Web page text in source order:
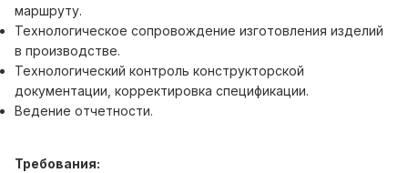
маршруту.
Технологическое сопровождение изготовления изделий
в производстве.
Технологический контроль конструкторской
документации, корректировка спецификации.
Ведение отчетности.
Требования: